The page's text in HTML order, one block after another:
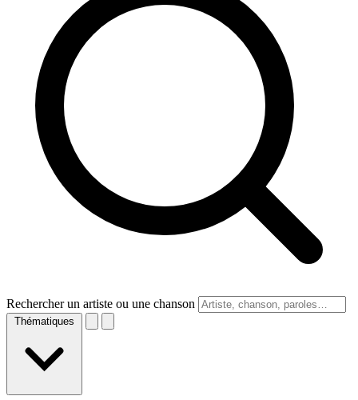
Rechercher un artiste ou une chanson
Thématiques